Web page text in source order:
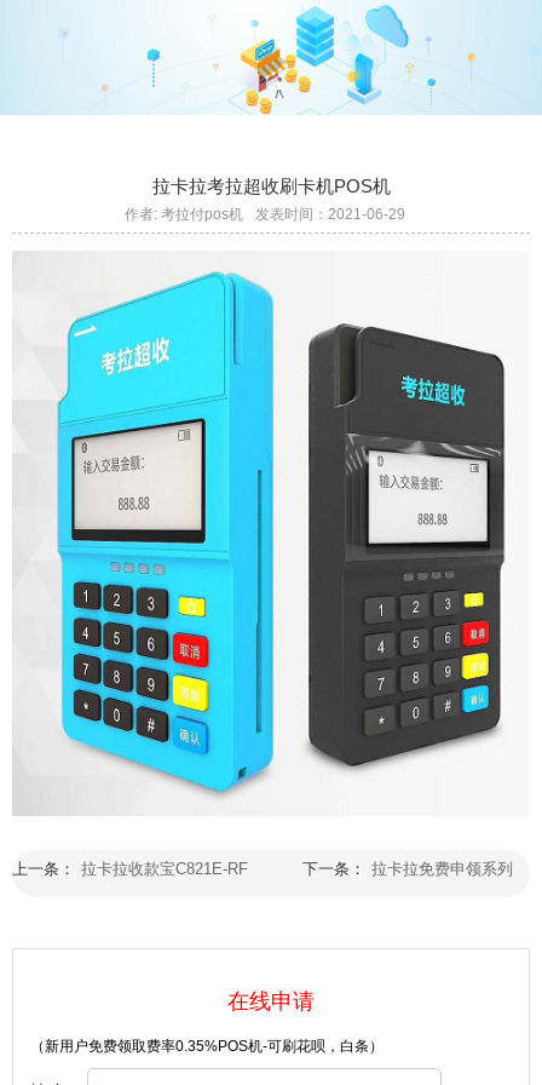
拉卡拉考拉超收刷卡机POS机
作者: 考拉付pos机 发表时间：2021-06-29
上一条： 拉卡拉收款宝C821E-RF 下一条： 拉卡拉免费申领系列
在线申请
（新用户免费领取费率0.35%POS机-可刷花呗，白条）